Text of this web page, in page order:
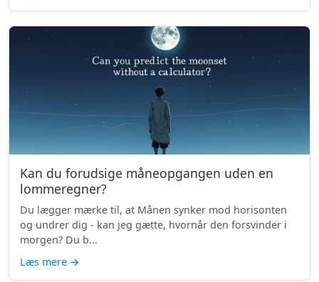
Kan du forudsige måneopgangen uden en
lommeregner?
Du lægger mærke til, at Månen synker mod horisonten
og undrer dig - kan jeg gætte, hvornår den forsvinder i
morgen? Du b...
Læs mere →